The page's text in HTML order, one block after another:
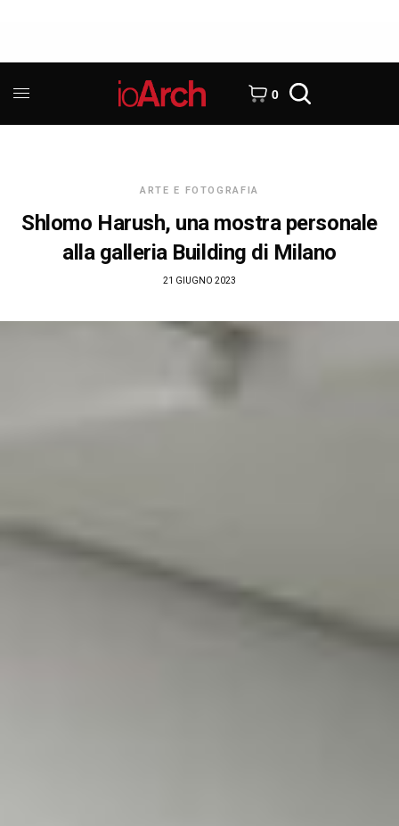
0
ARTE E FOTOGRAFIA
Shlomo Harush, una mostra personale
alla galleria Building di Milano
21 GIUGNO 2023